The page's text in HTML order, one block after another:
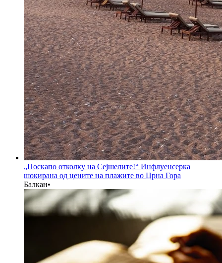
„Поскапо отколку на Сејшелите!“ Инфлуенсерка
шокирана од цените на плажите во Црна Гора
Балкан•